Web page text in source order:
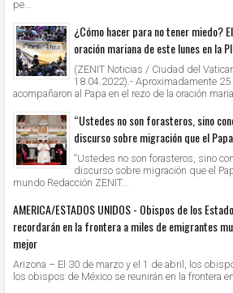
pe...
¿Cómo hacer para no tener miedo?
oración mariana de este lunes en la
(ZENIT Noticias / Ciudad del
18.04.2022).- Aproximadamente
acompañaron al Papa en el rezo de la oración
“Ustedes no son forasteros, sino
discurso sobre migración que el
“Ustedes no son forasteros, sino
discurso sobre migración que el
mundo Redacción ZENIT...
AMERICA/ESTADOS UNIDOS - Obispos de los
recordarán en la frontera a miles de emigrantes
mejor
Arizona – El 30 de marzo y el 1 de abril, los
los obispos de México se reunirán en la frontera